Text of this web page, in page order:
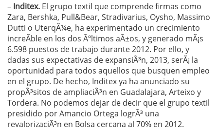
– Inditex. El grupo textil que comprende firmas como
Zara, Bershka, Pull&Bear, Stradivarius, Oysho, Massimo
Dutti o UterqÃ¼e, ha experimentado un crecimiento
increÃ­ble en los dos Ãºltimos aÃ±os, y generado mÃ¡s
6.598 puestos de trabajo durante 2012. Por ello, y
dadas sus expectativas de expansiÃ³n, 2013, serÃ¡ la
oportunidad para todos aquellos que busquen empleo
en el grupo. De hecho, Inditex ya ha anunciado su
propÃ³sitos de ampliaciÃ³n en Guadalajara, Arteixo y
Tordera. No podemos dejar de decir que el grupo textil
presidido por Amancio Ortega logrÃ³ una
revalorizaciÃ³n en Bolsa cercana al 70% en 2012.